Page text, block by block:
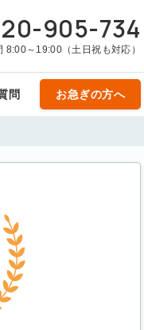
905-734
8:00～19:00（土日祝も対応）
問 お急ぎの方へ